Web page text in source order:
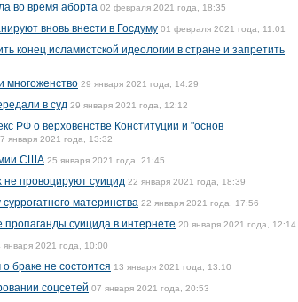
во время аборта 02 февраля 2021 года, 18:35
вновь внести в Госдуму 01 февраля 2021 года, 11:01
конец исламистской идеологии в стране и запретить
многоженство 29 января 2021 года, 14:29
в суд 29 января 2021 года, 12:12
РФ о верховенстве Конституции и "основ
января 2021 года, 13:32
США 25 января 2021 года, 21:45
не провоцируют суицид 22 января 2021 года, 18:39
материнства 22 января 2021 года, 17:56
суицида в интернете 20 января 2021 года, 12:14
января 2021 года, 10:00
браке не состоится 13 января 2021 года, 13:10
соцсетей 07 января 2021 года, 20:53